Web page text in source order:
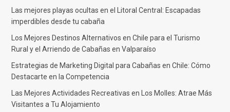
Las mejores playas ocultas en el Litoral Central: Escapadas
imperdibles desde tu cabaña
Los Mejores Destinos Alternativos en Chile para el Turismo
Rural y el Arriendo de Cabañas en Valparaíso
Estrategias de Marketing Digital para Cabañas en Chile: Cómo
Destacarte en la Competencia
Las Mejores Actividades Recreativas en Los Molles: Atrae Más
Visitantes a Tu Alojamiento